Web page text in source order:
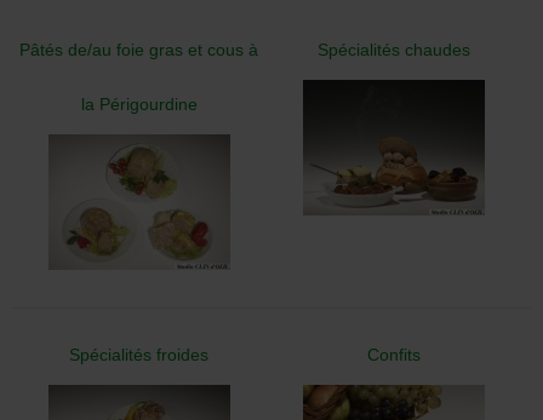
Pâtés de/au foie gras et cous à
la Périgourdine
Spécialités chaudes
Spécialités froides Confits